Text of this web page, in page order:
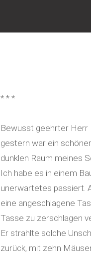
* * *
Bewusst geehrter Herr
gestern war ein
dunklen Raum meines
Ich habe es in einem
unerwartetes passiert.
eine angeschlagene
Tasse zu zerschlagen
Er strahlte solche
zurück, mit zehn